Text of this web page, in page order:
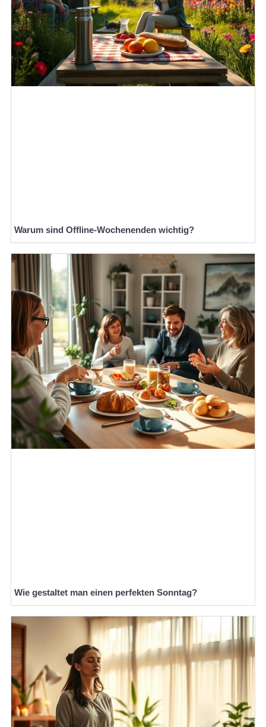
Warum sind Offline-Wochenenden wichtig?
Wie gestaltet man einen perfekten Sonntag?